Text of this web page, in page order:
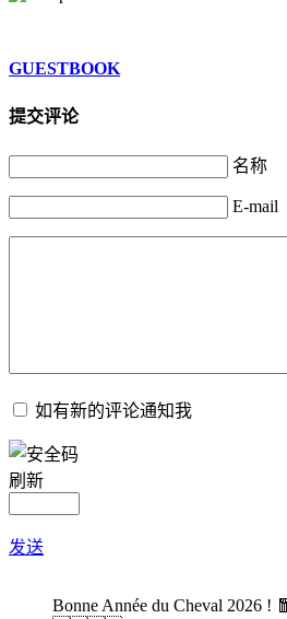
GUESTBOOK
提交评论
名称
E-mail
如有新的评论通知我
刷新
发送
Bonne Année du Cheval 2026 !